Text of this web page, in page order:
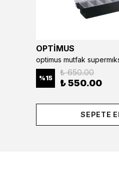
OPTİMUS
%15
₺ 650.00
₺ 550.00
SEPETE